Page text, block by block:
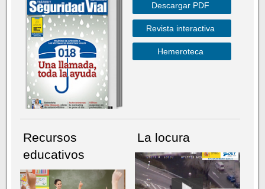
Descargar PDF
Revista interactiva
Hemeroteca
Recursos
educativos
La locura